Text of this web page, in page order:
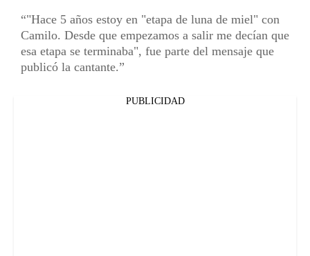
"Hace 5 años estoy en "etapa de luna de miel" con
Camilo. Desde que empezamos a salir me decían que
esa etapa se terminaba", fue parte del mensaje que
publicó la cantante.
PUBLICIDAD